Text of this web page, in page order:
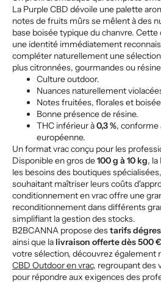
La Purple CBD dévoile une palette
notes de fruits mûrs se mêlent à des
base boisée typique du chanvre.
une identité immédiatement
compléter naturellement une
plus citronnées, gourmandes ou
Culture outdoor.
Nuances naturellement
Notes fruitées, florales et
Bonne présence de résine.
THC inférieur à0,3 %, conforme
européenne.
Un format vrac conçu pour les
Disponible en gros de100 g à 10 kg,
les besoins des boutiques
souhaitant maîtriser leurs coûts
conditionnement en vrac offre une
reconditionnement dans différents
simplifiant la gestion des stocks.
B2BCANNA propose destarifs
ainsi que la livraison offerte dès 500
votre sélection, découvrez également
CBD Outdoor en vrac, regroupant des
pour répondre aux exigences des